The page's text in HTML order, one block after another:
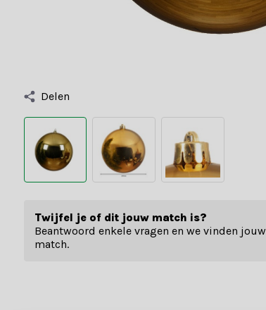
Delen
Twijfel je of dit jouw match is?
Beantwoord enkele vragen en we vinden jouw
match.